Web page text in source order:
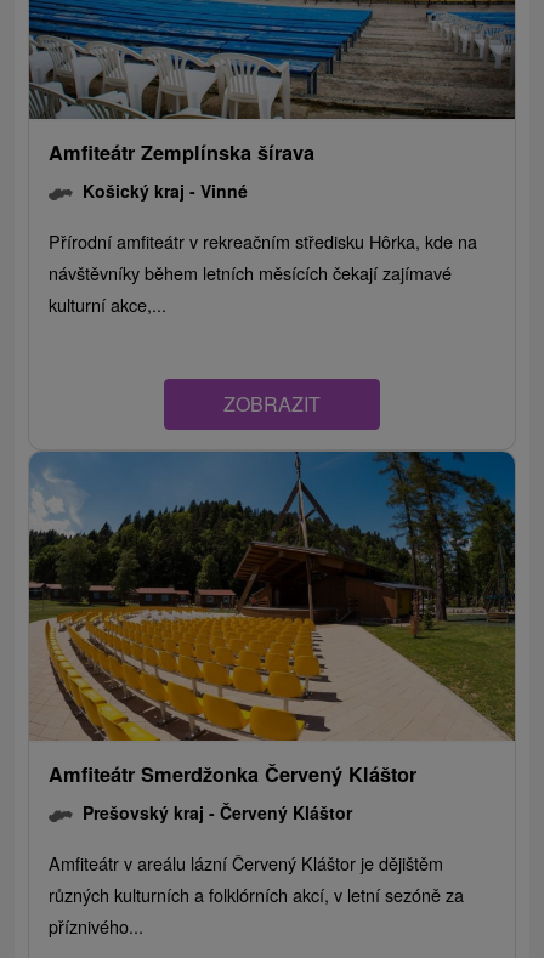
Amfiteátr Zemplínska šírava
Košický kraj -Vinné
Přírodní amfiteátr v rekreačním středisku Hôrka, kde na
návštěvníky během letních měsících čekají zajímavé
kulturní akce,...
ZOBRAZIT
Amfiteátr Smerdžonka Červený Kláštor
Prešovský kraj -Červený Kláštor
Amfiteátr v areálu lázní Červený Kláštor je dějištěm
různých kulturních a folklórních akcí, v letní sezóně za
příznivého...